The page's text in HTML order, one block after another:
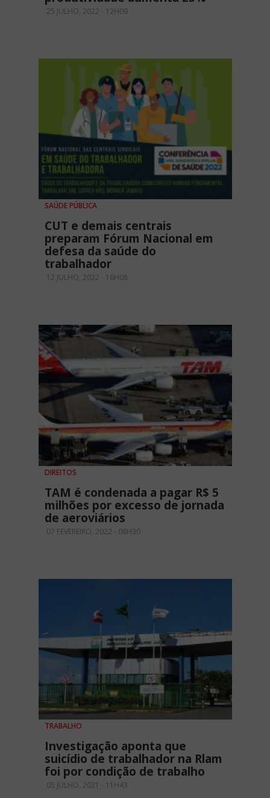
25 JULHO, 2022 - 12H09
SAÚDE PÚBLICA
CUT e demais centrais
preparam Fórum Nacional em
defesa da saúde do
trabalhador
12 JULHO, 2022 - 16H08
DIREITOS
TAM é condenada a pagar R$ 5
milhões por excesso de jornada
de aeroviários
07 FEVEREIRO, 2022 - 08H30
TRABALHO
Investigação aponta que
suicídio de trabalhador na Rlam
foi por condição de trabalho
05 JULHO, 2021 - 11H43